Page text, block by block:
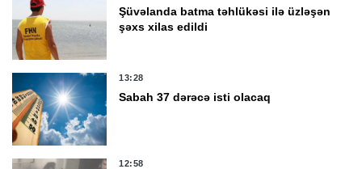
Şüvəlanda batma təhlükəsi ilə üzləşən
şəxs xilas edildi
13:28
Sabah 37 dərəcə isti olacaq
12:58